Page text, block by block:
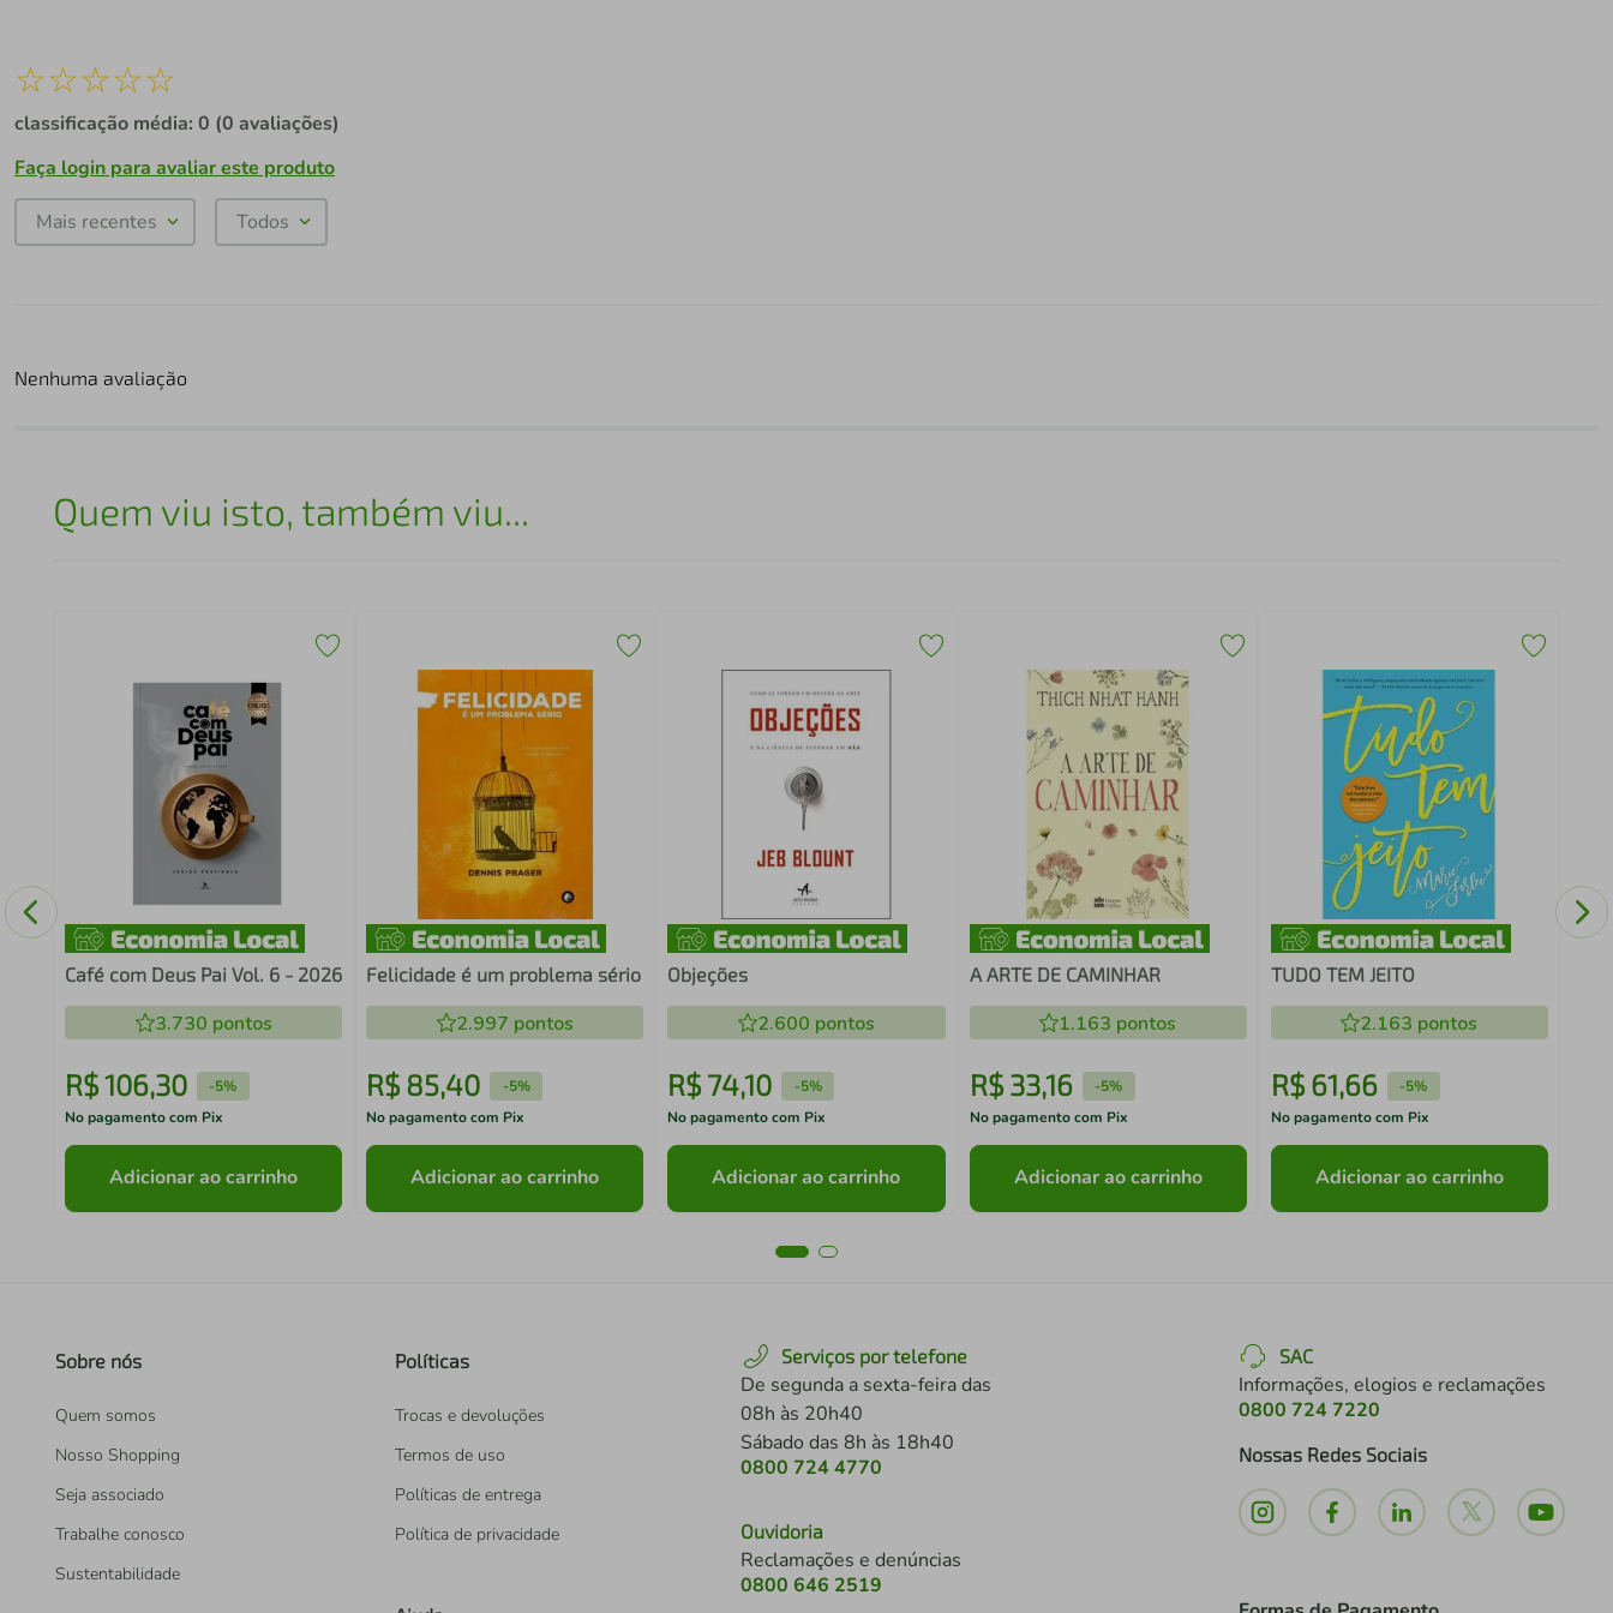
☆☆☆☆☆
classificação média: 0 (0 avaliações)
Faça login para avaliar este produto
Mais recentes Todos
Nenhuma avaliação
Quem viu isto, também viu...
Café com Deus Pai Vol. 6 - 2026
3.730 pontos
R$106,30 -5%
No pagamento com Pix
Adicionar ao carrinho
Felicidade é um problema sério
2.997 pontos
R$ 85,40 -5%
No pagamento com Pix
Adicionar ao carrinho
Objeções
2.600 pontos
R$74,10 -5%
No pagamento com Pix
Adicionar ao carrinho
A ARTE DE CAMINHAR
1.163 pontos
R$ 33,16 -5%
No pagamento com Pix
Adicionar ao carrinho
TUDO TEM JEITO
2.163 pontos
R$ 61,66 -5%
No pagamento com Pix
Adicionar ao carrinho
Sobre nós
Quem somos
Nosso Shopping
Seja associado
Trabalhe conosco
Sustentabilidade
Políticas
Trocas e devoluções
Termos de uso
Políticas de entrega
Política de privacidade
Serviços por telefone
De segunda a sexta-feira das
08h às 20h40
Sábado das 8h às 18h40
0800 724 4770
Ouvidoria
Reclamações e denúncias
0800 646 2519
SAC
Informações, elogios e reclamações
0800 724 7220
Nossas Redes Sociais